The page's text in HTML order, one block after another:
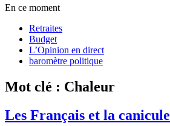
En ce moment
Retraites
Budget
L’Opinion en direct
baromètre politique
Mot clé : Chaleur
Les Français et la canicule